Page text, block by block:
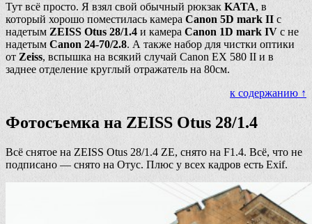
Тут всё просто. Я взял свой обычный рюкзак KATA, в
который хорошо поместилась камера Canon 5D mark II с
надетым ZEISS Otus 28/1.4 и камера Canon 1D mark IV с не
надетым Canon 24-70/2.8. А также набор для чистки оптики
от Zeiss, вспышка на всякий случай Canon EX 580 II и в
заднее отделение круглый отражатель на 80см.
к содержанию ↑
Фотосъемка на ZEISS Otus 28/1.4
Всё снятое на ZEISS Otus 28/1.4 ZE, снято на F1.4. Всё, что не
подписано — снято на Отус. Плюс у всех кадров есть Exif.